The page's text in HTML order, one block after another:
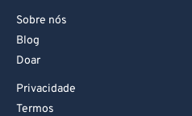
Sobre nós
Blog
Doar
Privacidade
Termos